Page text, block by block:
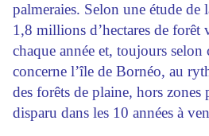
palmeraies. Selon une étude
1,8 millions d’hectares de forêt
chaque année et, toujours selon
concerne l’île de Bornéo, au
des forêts de plaine, hors zones
disparu dans les 10 années à